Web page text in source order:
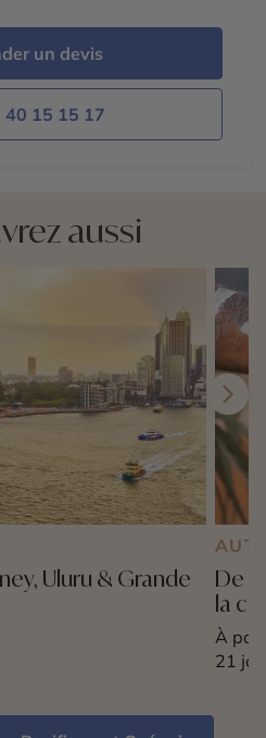
un devis
40 15 15 17
aussi
Uluru & Grande
De
la
À
21